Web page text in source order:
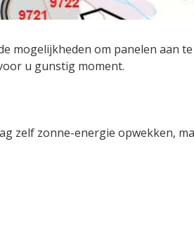
om panelen aan te
u gunstig moment.
zelf zonne-energie opwekken,